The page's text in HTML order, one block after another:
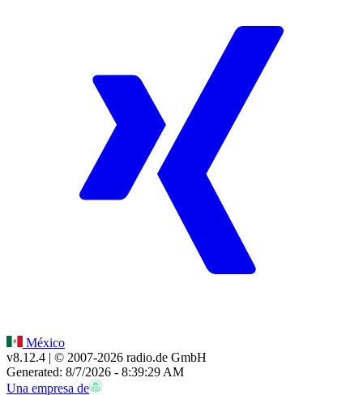
México
v8.12.4 | © 2007-2026 radio.de GmbH
Generated: 8/7/2026 - 8:39:29 AM
Una empresa de